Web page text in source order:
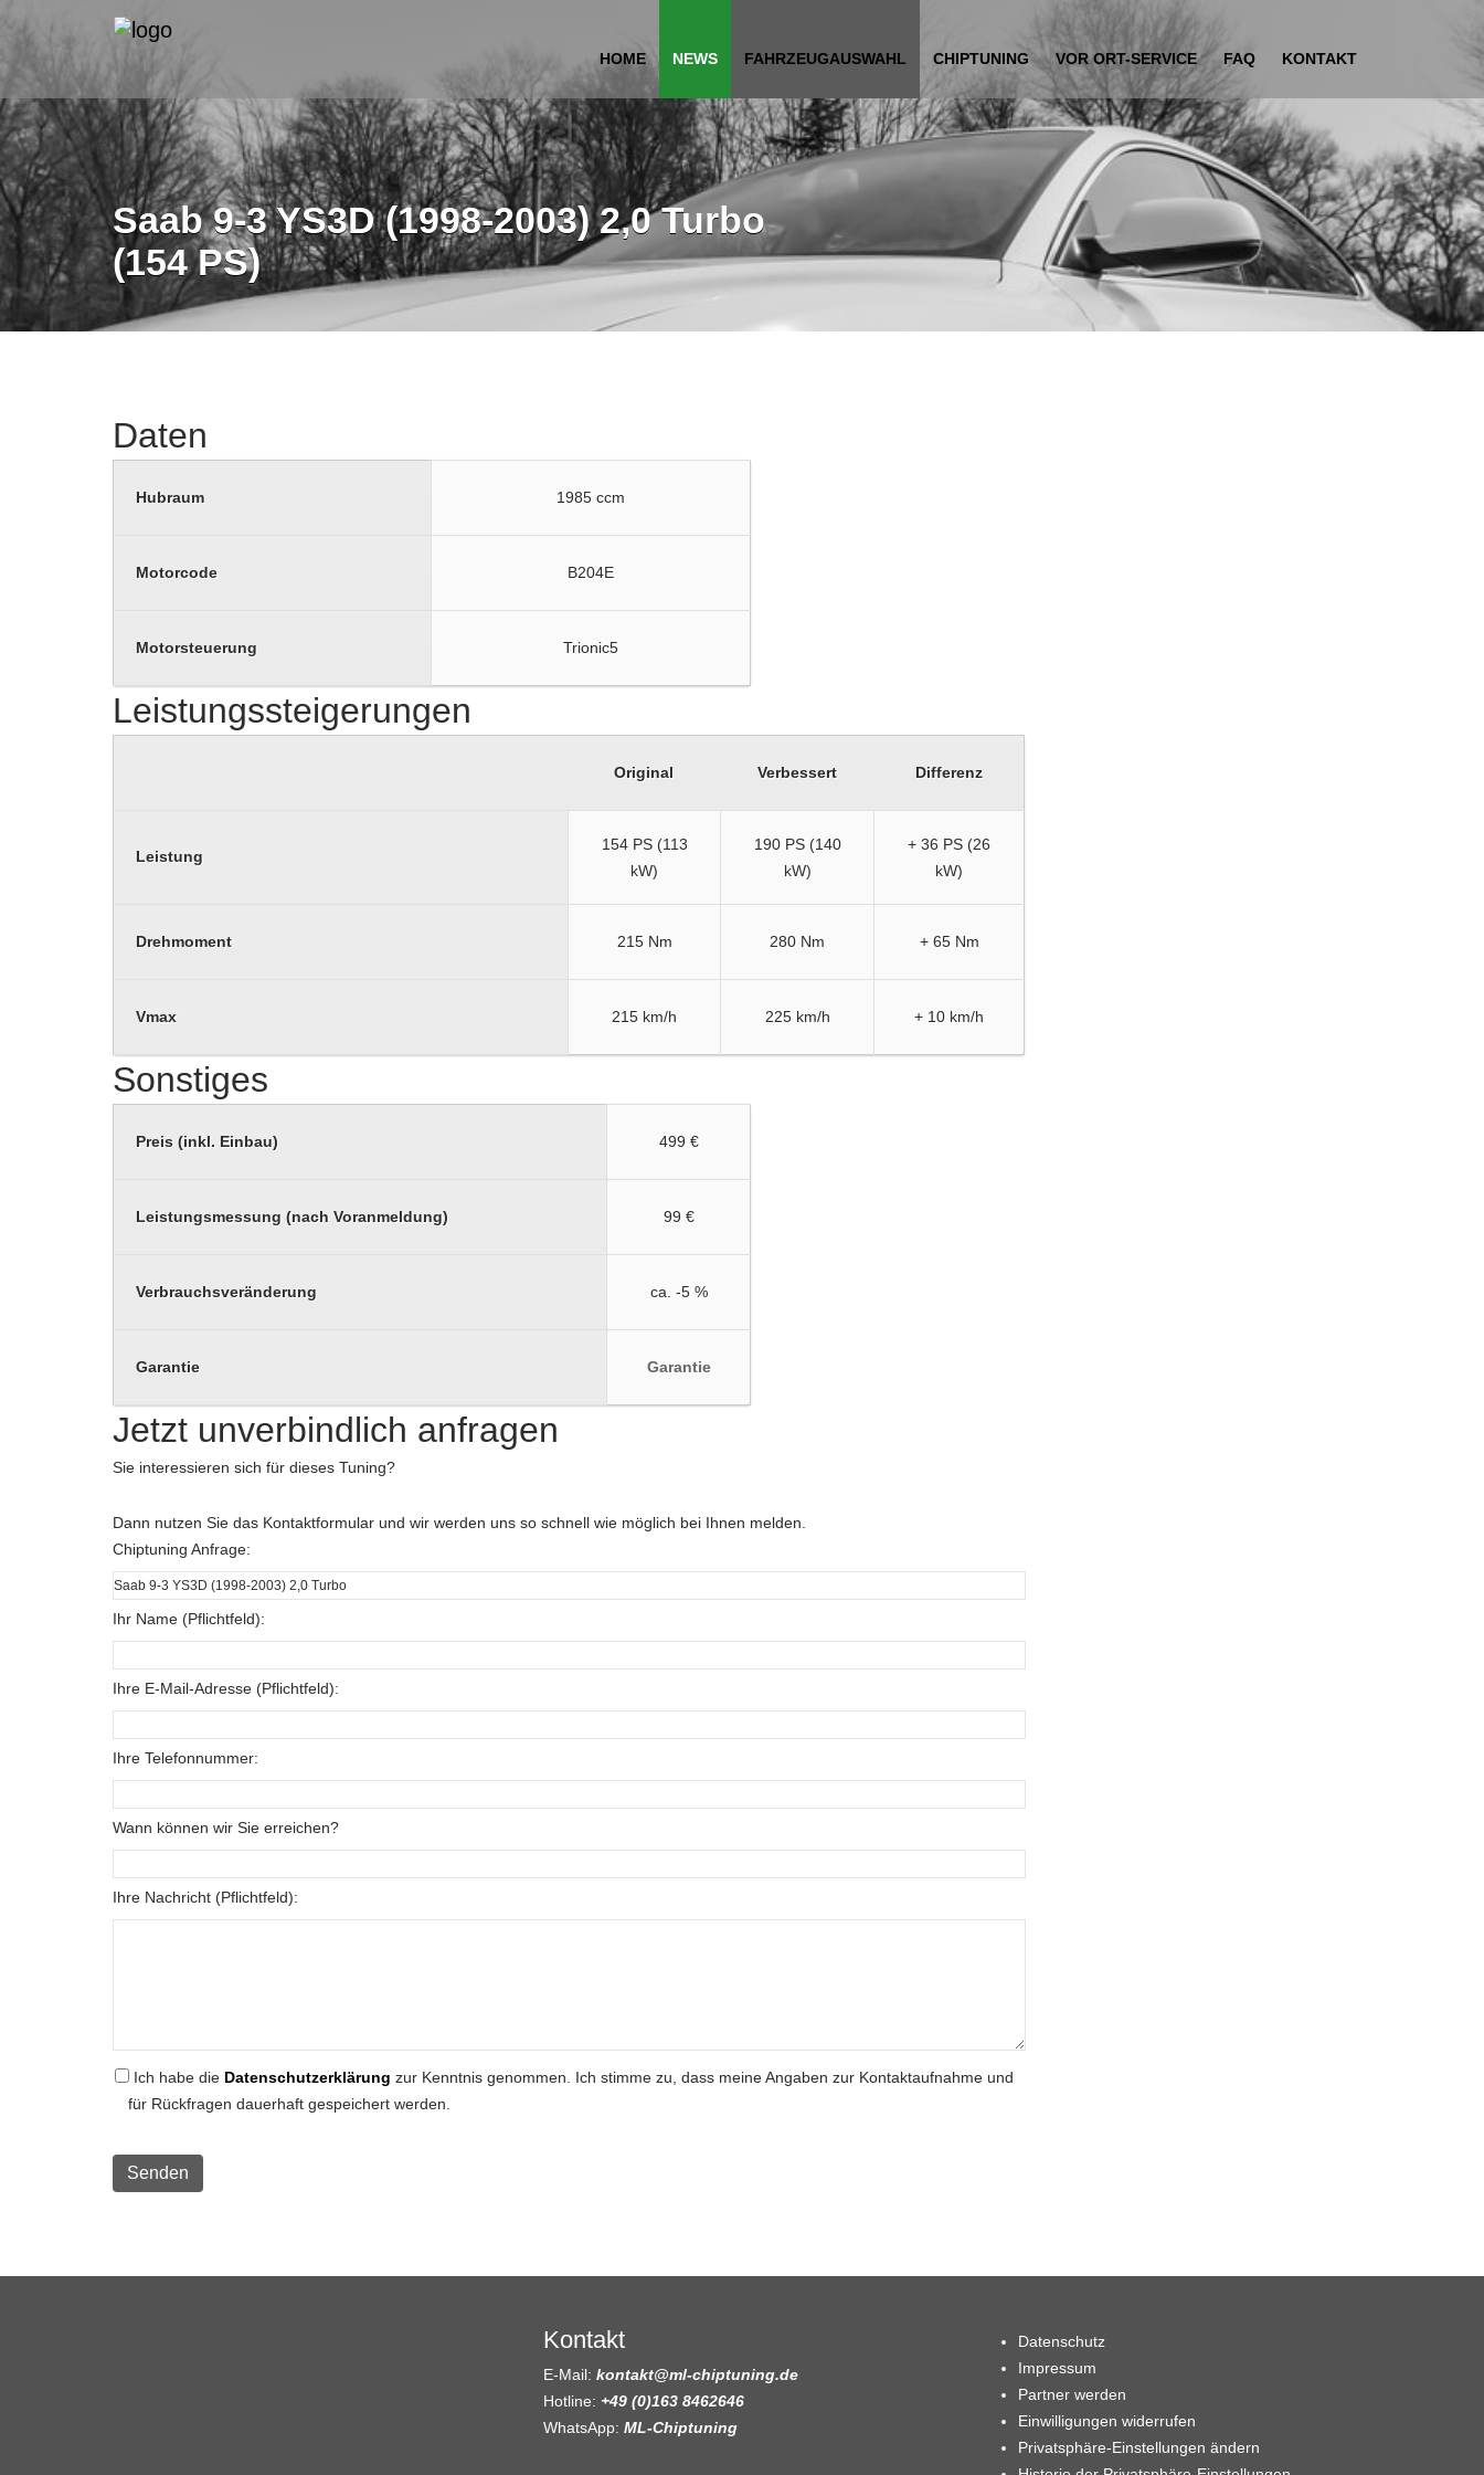
HOME NEWS FAHRZEUGAUSWAHL CHIPTUNING VOR ORT-SERVICE FAQ KONTAKT
Saab 9-3 YS3D (1998-2003) 2,0 Turbo
(154 PS)
Daten
Hubraum 1985 ccm
Motorcode B204E
Motorsteuerung Trionic5
Leistungssteigerungen
Original Verbessert Differenz
Leistung
154 PS (113
kW)
190 PS (140
kW)
+ 36 PS (26
kW)
Drehmoment 215 Nm 280 Nm + 65 Nm
Vmax 215 km/h 225 km/h + 10 km/h
Sonstiges
Preis (inkl. Einbau) 499 €
Leistungsmessung (nach Voranmeldung) 99 €
Verbrauchsveränderung ca. -5 %
Garantie Garantie
Jetzt unverbindlich anfragen
Sie interessieren sich für dieses Tuning?
Dann nutzen Sie das Kontaktformular und wir werden uns so schnell wie möglich bei Ihnen melden.
Chiptuning Anfrage:
Ihr Name (Pflichtfeld):
Ihre E-Mail-Adresse (Pflichtfeld):
Ihre Telefonnummer:
Wann können wir Sie erreichen?
Ihre Nachricht (Pflichtfeld):
Ich habe die Datenschutzerklärung zur Kenntnis genommen. Ich stimme zu, dass meine Angaben zur Kontaktaufnahme und
für Rückfragen dauerhaft gespeichert werden.
Kontakt
E-Mail: kontakt@ml-chiptuning.de
Hotline: +49 (0)163 8462646
WhatsApp: ML-Chiptuning
Datenschutz
Impressum
Partner werden
Einwilligungen widerrufen
Privatsphäre-Einstellungen ändern